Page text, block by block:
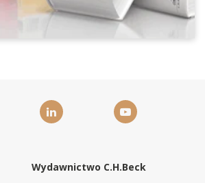
Wydawnictwo C.H.Beck